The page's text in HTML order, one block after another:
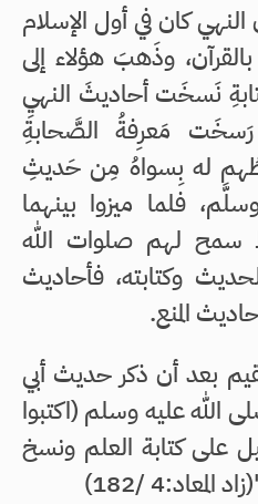
كان في أول الإسلام
وذَهبَ هؤلاء إلى
نَسخَت أحاديثَ النهيِ
مَعرِفةُ الصَّحابةِ
له بِسواهُ مِن حَديثِ
فلما ميزوا بينهما
سمح لهم صلوات الله
وكتابته، فأحاديث
المنع.
بعد أن ذكر حديث أبي
الله عليه وسلم (اكتبوا
على كتابة العلم ونسخ
/182)